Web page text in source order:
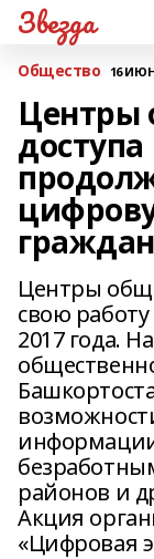
Звезда
Общество 16
Центры
Центры
свою
2017 года.
районов и
Акция
«Цифровая